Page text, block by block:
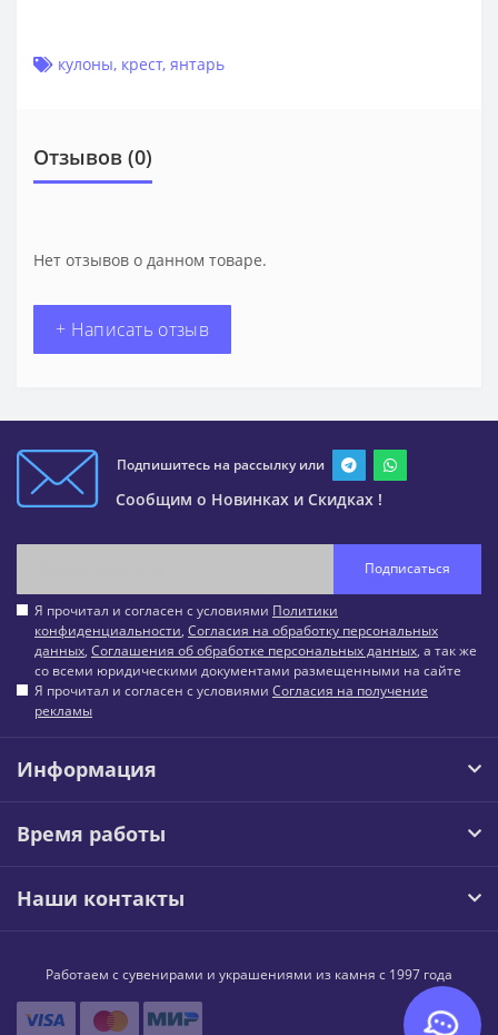
кулоны, крест, янтарь
Отзывов (0)
Нет отзывов о данном товаре.
+ Написать отзыв
Подпишитесь на рассылку или
Сообщим о Новинках и Скидках !
Подписаться
Я прочитал и согласен с условиями Политики
конфиденциальности, Согласия на обработку персональных
данных, Соглашения об обработке персональных данных, а так же
со всеми юридическими документами размещенными на сайте
Я прочитал и согласен с условиями Согласия на получение
рекламы
Информация
Время работы
Наши контакты
Работаем с сувенирами и украшениями из камня с 1997 года